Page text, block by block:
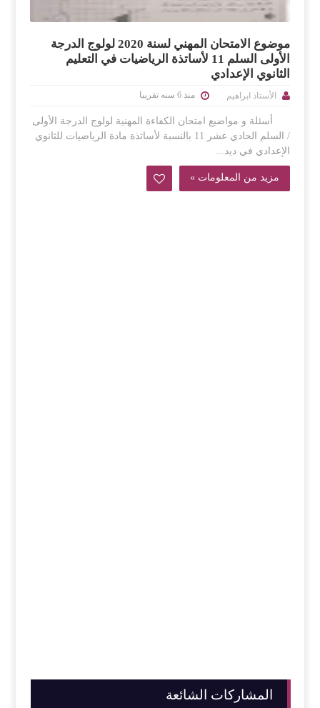
موضوع الامتحان المهني لسنة 2020 لولوج الدرجة
الأولى السلم 11 لأساتذة الرياضيات في التعليم
الثانوي الإعدادي
الأستاذ ابراهيم منذ 6 سنه تقريبا
أسئلة و مواضيع امتحان الكفاءة المهنية لولوج الدرجة الأولى
/ السلم الحادي عشر 11 بالنسبة لأساتذة مادة الرياضيات للثانوي
الإعدادي في ديد...
مزيد من المعلومات »
المشاركات الشائعة